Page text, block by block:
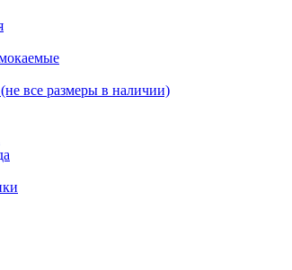
все размеры в наличии)